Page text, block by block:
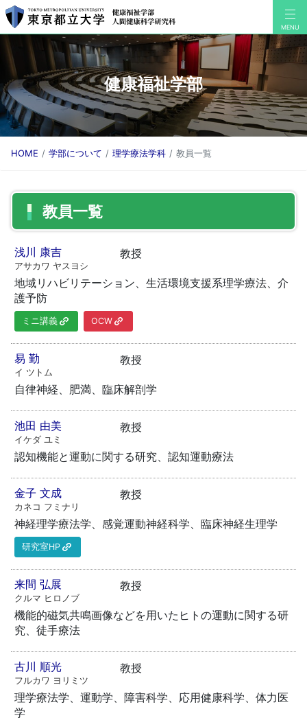
健康福祉学部
HOME 学部について 理学療法学科 教員一覧
教員一覧
浅川 康吉
アサカワ ヤスヨシ
教授
地域リハビリテーション、生活環境支援系理学療法、介
護予防
ミニ講義 OCW
易 勤
イ ツトム
教授
自律神経、肥満、臨床解剖学
池田 由美
イケダ ユミ
教授
認知機能と運動に関する研究、認知運動療法
金子 文成
カネコ フミナリ
教授
神経理学療法学、感覚運動神経科学、臨床神経生理学
研究室HP
来間 弘展
クルマ ヒロノブ
教授
機能的磁気共鳴画像などを用いたヒトの運動に関する研
究、徒手療法
古川 順光
フルカワ ヨリミツ
教授
理学療法学、運動学、障害科学、応用健康科学、体力医
学